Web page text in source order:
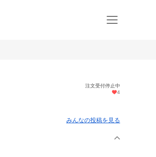
注文受付停止中
4
みんなの投稿を見る